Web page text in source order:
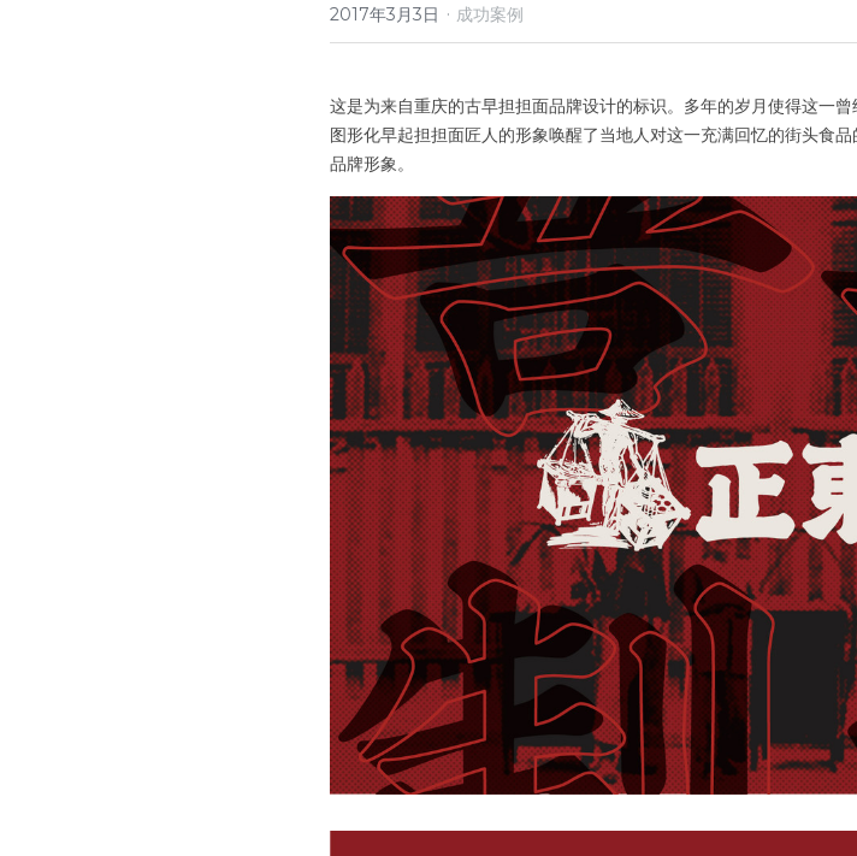
2017年3月3日 · 成功案例
这是为来自重庆的古早担担面品牌设计的标识。多年的岁月使得这一
图形化早起担担面匠人的形象唤醒了当地人对这一充满回忆的街头食
品牌形象。